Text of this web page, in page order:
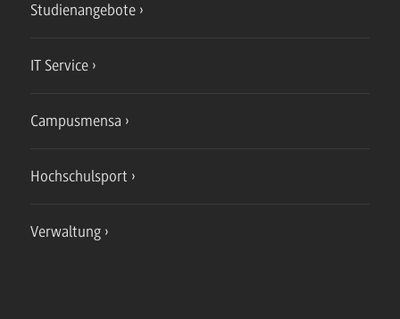
Studienangebote
IT Service
Campusmensa
Hochschulsport
Verwaltung